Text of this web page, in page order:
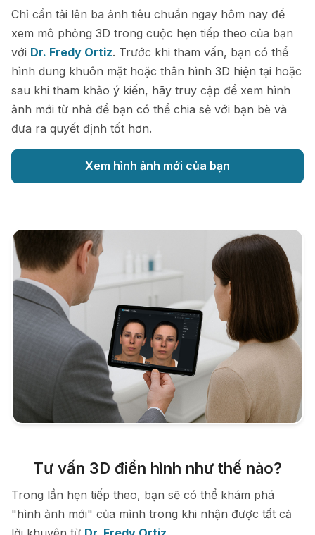
Chỉ cần tải lên ba ảnh tiêu chuẩn ngay hôm nay để
xem mô phỏng 3D trong cuộc hẹn tiếp theo của bạn
với Dr. Fredy Ortiz. Trước khi tham vấn, bạn có thể
hình dung khuôn mặt hoặc thân hình 3D hiện tại hoặc
sau khi tham khảo ý kiến, hãy truy cập để xem hình
ảnh mới từ nhà để bạn có thể chia sẻ với bạn bè và
đưa ra quyết định tốt hơn.
Xem hình ảnh mới của bạn
Tư vấn 3D điển hình như thế nào?
Trong lần hẹn tiếp theo, bạn sẽ có thể khám phá
"hình ảnh mới" của mình trong khi nhận được tất cả